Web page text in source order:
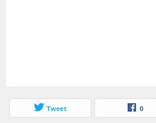
Tweet 0